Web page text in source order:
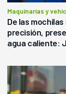
Maquinarias y
De las
precisión,
agua caliente: